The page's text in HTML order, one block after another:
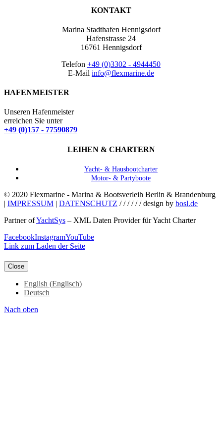
KONTAKT
Marina Stadthafen Hennigsdorf
Hafenstrasse 24
16761 Hennigsdorf
Telefon +49 (0)3302 - 4944450
E-Mail info@flexmarine.de
HAFENMEISTER
Unseren Hafenmeister
erreichen Sie unter
+49 (0)157 - 77590879
LEIHEN & CHARTERN
Yacht- & Hausbootcharter
Motor- & Partyboote
© 2020 Flexmarine - Marina & Bootsverleih Berlin & Brandenburg
| IMPRESSUM | DATENSCHUTZ / / / / / / design by bosl.de
Partner ofYachtSys – XML Daten Provider für Yacht Charter
FacebookInstagramYouTube
Link zum Laden der Seite
Close
English (Englisch)
Deutsch
Nach oben